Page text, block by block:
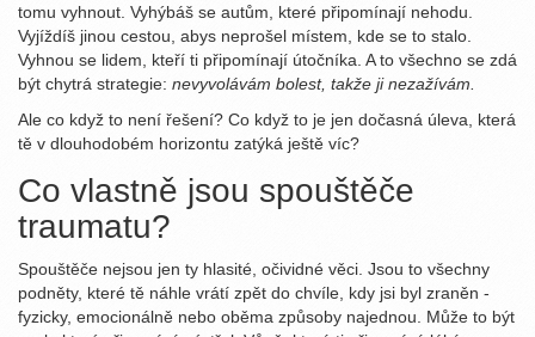
tomu vyhnout. Vyhýbáš se autům, které připomínají nehodu.
Vyjíždíš jinou cestou, abys neprošel místem, kde se to stalo.
Vyhnou se lidem, kteří ti připomínají útočníka. A to všechno se zdá
být chytrá strategie: nevyvolávám bolest, takže ji nezažívám.
Ale co když to není řešení? Co když to je jen dočasná úleva, která
tě v dlouhodobém horizontu zatýká ještě víc?
Co vlastně jsou spouštěče
traumatu?
Spouštěče nejsou jen ty hlasité, očividné věci. Jsou to všechny
podněty, které tě náhle vrátí zpět do chvíle, kdy jsi byl zraněn -
fyzicky, emocionálně nebo oběma způsoby najednou. Může to být